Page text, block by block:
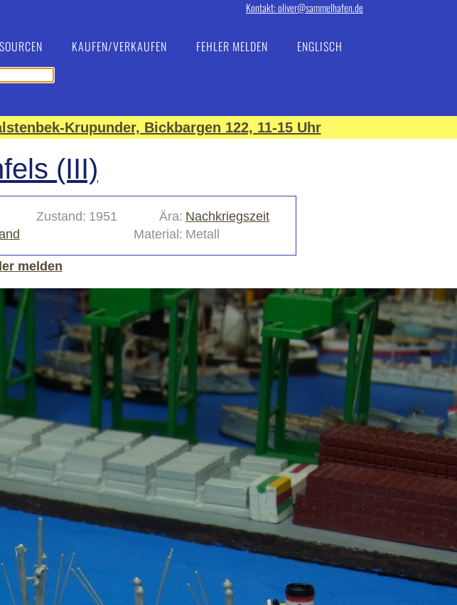
Kontakt: oliver@sammelhafen.de
KAUFEN/VERKAUFEN FEHLER MELDEN
ENGLISCH
Krupunder, Bickbargen 122, 11-15 Uhr
(III)
Zustand: 1951 Ära: Nachkriegszeit
Material: Metall
melden